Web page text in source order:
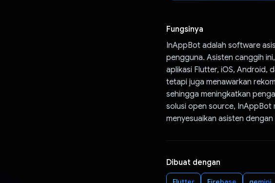
Fungsinya
InAppBot adalah software
pengguna. Asisten canggih
aplikasi Flutter, iOS, Android,
tetapi juga menawarkan
sehingga meningkatkan
solusi open source, InAppBot
menyesuaikan asisten
Dibuat dengan